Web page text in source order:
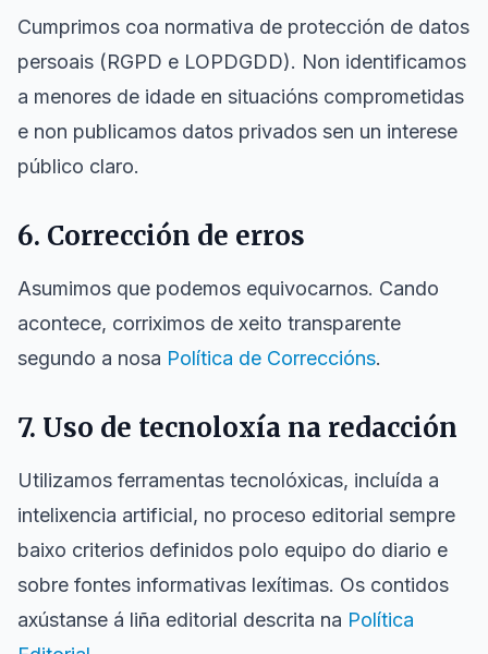
Cumprimos coa normativa de protección de datos
persoais (RGPD e LOPDGDD). Non identificamos
a menores de idade en situacións comprometidas
e non publicamos datos privados sen un interese
público claro.
6. Corrección de erros
Asumimos que podemos equivocarnos. Cando
acontece, corriximos de xeito transparente
segundo a nosa Política de Correccións.
7. Uso de tecnoloxía na redacción
Utilizamos ferramentas tecnolóxicas, incluída a
intelixencia artificial, no proceso editorial sempre
baixo criterios definidos polo equipo do diario e
sobre fontes informativas lexítimas. Os contidos
axústanse á liña editorial descrita na Política